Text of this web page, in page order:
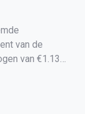
van de
van €1.13